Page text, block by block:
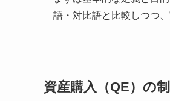
語・対比語と比較しつつ
資産購入（QE）の